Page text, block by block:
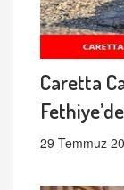
Caretta
Fethiye’de
29 Temmuz